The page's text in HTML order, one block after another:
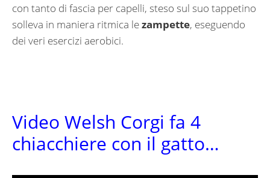
con tanto di fascia per capelli, steso sul suo tappetino
solleva in maniera ritmica lezampette, eseguendo
dei veri esercizi aerobici.
Video Welsh Corgi fa 4
chiacchiere con il gatto…